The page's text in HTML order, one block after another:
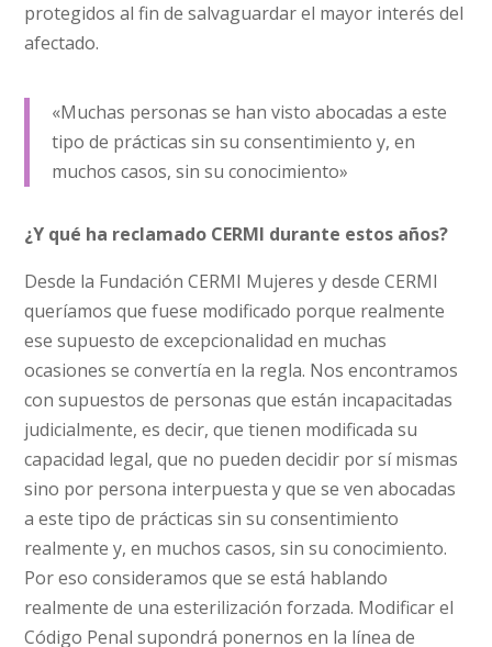
protegidos al fin de salvaguardar el mayor interés del
afectado.
«Muchas personas se han visto abocadas a este
tipo de prácticas sin su consentimiento y, en
muchos casos, sin su conocimiento»
¿Y qué ha reclamado CERMI durante estos años?
Desde la Fundación CERMI Mujeres y desde CERMI
queríamos que fuese modificado porque realmente
ese supuesto de excepcionalidad en muchas
ocasiones se convertía en la regla. Nos encontramos
con supuestos de personas que están incapacitadas
judicialmente, es decir, que tienen modificada su
capacidad legal, que no pueden decidir por sí mismas
sino por persona interpuesta y que se ven abocadas
a este tipo de prácticas sin su consentimiento
realmente y, en muchos casos, sin su conocimiento.
Por eso consideramos que se está hablando
realmente de una esterilización forzada. Modificar el
Código Penal supondrá ponernos en la línea de